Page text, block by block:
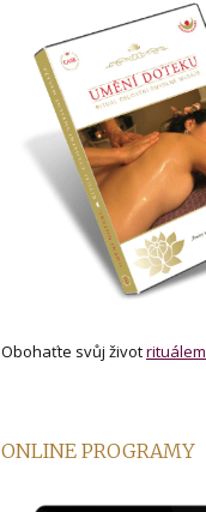
Obohaťte svůj život
ONLINE PROGRAMY